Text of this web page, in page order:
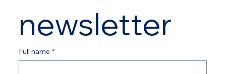
newsletter
Full name *